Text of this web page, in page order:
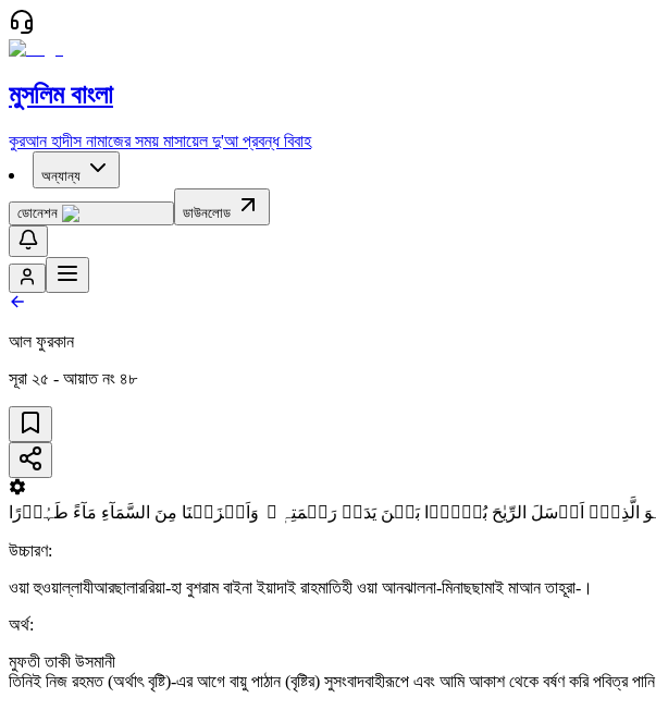
মুসলিম বাংলা
কুরআন হাদীস নামাজের সময় মাসায়েল দু'আ প্রবন্ধ বিবাহ
অন্যান্য
ডোনেশন ডাউনলোড
আল ফুরকান
সূরা ২৫ - আয়াত নং ৪৮
উচ্চারণ:
ওয়া হুওয়াল্লাযীআরছালাররিয়া-হা বুশরাম বাইনা ইয়াদাই রাহমাতিহী ওয়া আনঝালনা-মিনাছছামাই মাআন তাহূরা-।
অর্থ:
মুফতী তাকী উসমানী
তিনিই নিজ রহমত (অর্থাৎ বৃষ্টি)-এর আগে বায়ু পাঠান (বৃষ্টির) সুসংবাদবাহীরূপে এবং আমি আকাশ থেকে বর্ষণ করি পবিত্র পানি